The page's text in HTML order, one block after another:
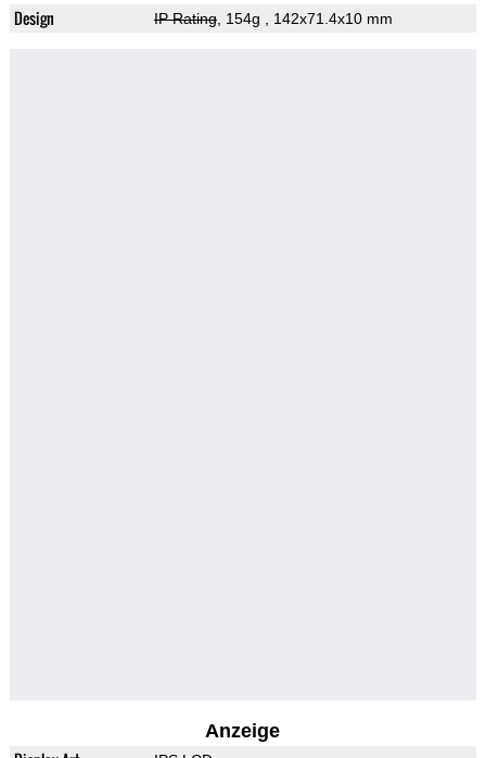
Design IP Rating, 154g , 142x71.4x10 mm
Anzeige